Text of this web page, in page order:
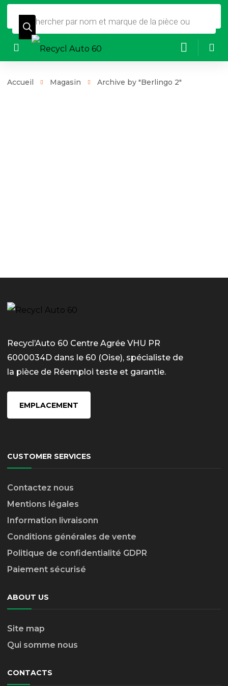
Recherche
de
produits
Accueil Magasin Archive by "Berlingo 2"
Recycl’Auto 60 Centre Agrée VHU PR
6000034D dans le 60 (Oise), spécialiste de
la pièce de Réemploi teste et garantie.
EMPLACEMENT
CUSTOMER SERVICES
Contactez nous
Mentions légales
Information livraisonn
Conditions générales de vente
Politique de confidentialité GDPR
Paiement sécurisé
ABOUT US
Site map
Qui somme nous
CONTACTS